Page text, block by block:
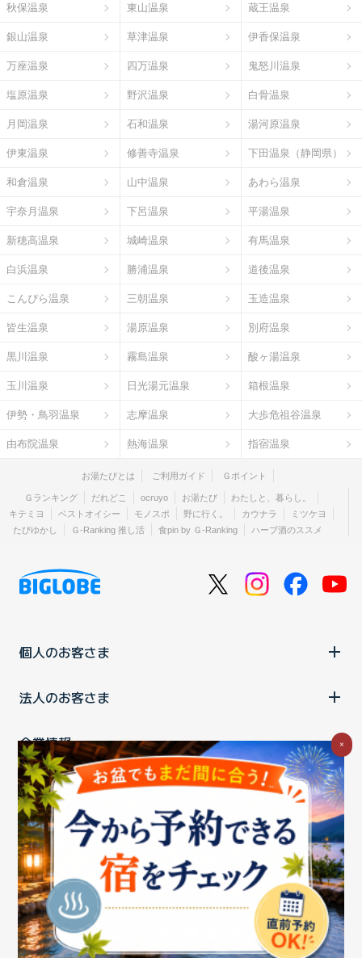
秋保温泉 東山温泉 蔵王温泉
銀山温泉 草津温泉 伊香保温泉
万座温泉 四万温泉 鬼怒川温泉
塩原温泉 野沢温泉 白骨温泉
月岡温泉 石和温泉 湯河原温泉
伊東温泉 修善寺温泉 下田温泉（静岡県）
和倉温泉 山中温泉 あわら温泉
宇奈月温泉 下呂温泉 平湯温泉
新穂高温泉 城崎温泉 有馬温泉
白浜温泉 勝浦温泉 道後温泉
こんぴら温泉 三朝温泉 玉造温泉
皆生温泉 湯原温泉 別府温泉
黒川温泉 霧島温泉 酸ヶ湯温泉
玉川温泉 日光湯元温泉 箱根温泉
伊勢・鳥羽温泉 志摩温泉 大歩危祖谷温泉
由布院温泉 熱海温泉 指宿温泉
お湯たびとは ご利用ガイド Ｇポイント
Ｇランキング だれどこ ocruyo お湯たび
わたしと、暮らし。
キテミヨ
ベストオイシー モノスポ 野に行く。 カウナラ
ミツケヨ
たびゆかし
Ｇ-Ranking 推し活 食pin by Ｇ-Ranking ハーブ酒のススメ
個人のお客さま
法人のお客さま
企業情報
ご利用中の方
お問い合わせ消費税の表示 ウェブアクセシビリティの取り組み
個人情報保護ポリシープライバシーポータル
Cookieポリシー
特定商取引法に基づく表記情報セキュリティ基本方針
商標についてBIGLOBEトップ
×